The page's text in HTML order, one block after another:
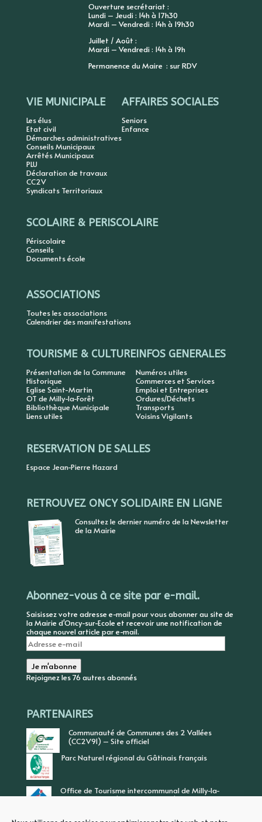
Ouverture secrétariat :
Lundi – Jeudi : 14h à 17h30
Mardi – Vendredi : 14h à 19h30
Juillet / Août :
Mardi – Vendredi : 14h à 19h
Permanence du Maire : sur RDV
VIE MUNICIPALE
Les élus
Etat civil
Démarches administratives
Conseils Municipaux
Arrêtés Municipaux
PLU
Déclaration de travaux
CC2V
Syndicats Territoriaux
AFFAIRES SOCIALES
Seniors
Enfance
SCOLAIRE & PERISCOLAIRE
Périscolaire
Conseils
Documents école
ASSOCIATIONS
Toutes les associations
Calendrier des manifestations
TOURISME & CULTURE
Présentation de la Commune
Historique
Eglise Saint-Martin
OT de Milly-la-Forêt
Bibliothèque Municipale
Liens utiles
INFOS GENERALES
Numéros utiles
Commerces et Services
Emploi et Entreprises
Ordures/Déchets
Transports
Voisins Vigilants
RESERVATION DE SALLES
Espace Jean-Pierre Hazard
RETROUVEZ ONCY SOLIDAIRE EN LIGNE
Consultez le dernier numéro de la Newsletter
de la Mairie
Abonnez-vous à ce site par e-mail.
Saisissez votre adresse e-mail pour vous abonner au site de
la Mairie d'Oncy-sur-Ecole et recevoir une notification de
chaque nouvel article par e-mail.
Adresse
e-
mail
Je m'abonne
Rejoignez les 76 autres abonnés
PARTENAIRES
Communauté de Communes des 2 Vallées
(CC2V91) – Site officiel
Parc Naturel régional du Gâtinais français
Office de Tourisme intercommunal de Milly-la-
Forêt, Vallée de l’Ecole, Vallée de l’Essonne